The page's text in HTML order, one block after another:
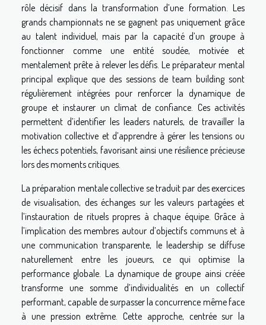
rôle décisif dans la transformation d’une formation. Les
grands championnats ne se gagnent pas uniquement grâce
au talent individuel, mais par la capacité d’un groupe à
fonctionner comme une entité soudée, motivée et
mentalement prête à relever les défis. Le préparateur mental
principal explique que des sessions de team building sont
régulièrement intégrées pour renforcer la dynamique de
groupe et instaurer un climat de confiance. Ces activités
permettent d’identifier les leaders naturels, de travailler la
motivation collective et d’apprendre à gérer les tensions ou
les échecs potentiels, favorisant ainsi une résilience précieuse
lors des moments critiques.
La préparation mentale collective se traduit par des exercices
de visualisation, des échanges sur les valeurs partagées et
l’instauration de rituels propres à chaque équipe. Grâce à
l’implication des membres autour d’objectifs communs et à
une communication transparente, le leadership se diffuse
naturellement entre les joueurs, ce qui optimise la
performance globale. La dynamique de groupe ainsi créée
transforme une somme d’individualités en un collectif
performant, capable de surpasser la concurrence même face
à une pression extrême. Cette approche, centrée sur la